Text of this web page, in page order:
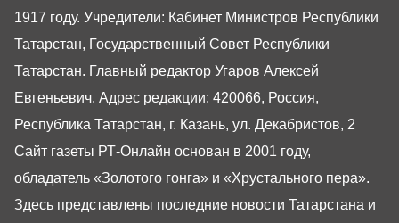
1917 году. Учредители: Кабинет Министров Республики
Татарстан, Государственный Совет Республики
Татарстан. Главный редактор Угаров Алексей
Евгеньевич. Адрес редакции: 420066, Россия,
Республика Татарстан, г. Казань, ул. Декабристов, 2
Сайт газеты РТ-Онлайн основан в 2001 году,
обладатель «Золотого гонга» и «Хрустального пера».
Здесь представлены последние новости Татарстана и